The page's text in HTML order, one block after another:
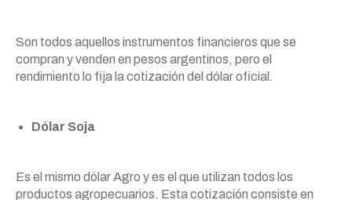
Son todos aquellos instrumentos financieros que se
compran y venden en pesos argentinos, pero el
rendimiento lo fija la cotización del dólar oficial.
Dólar Soja
Es el mismo dólar Agro y es el que utilizan todos los
productos agropecuarios. Esta cotización consiste en